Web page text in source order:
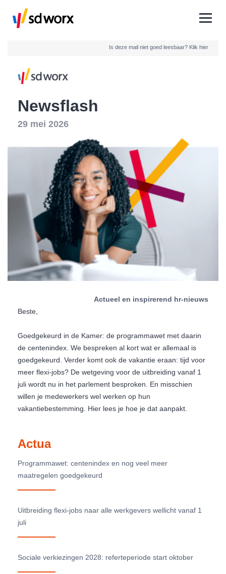
Is deze mail niet goed leesbaar? Klik hier
Newsflash
29 mei 2026
Actueel en inspirerend hr-nieuws
Beste,
Goedgekeurd in de Kamer: de programmawet met daarin
de centenindex. We bespreken al kort wat er allemaal is
goedgekeurd. Verder komt ook de vakantie eraan: tijd voor
meer flexi-jobs? De wetgeving voor de uitbreiding vanaf 1
juli wordt nu in het parlement besproken. En misschien
willen je medewerkers wel werken op hun
vakantiebestemming. Hier lees je hoe je dat aanpakt.
Actua
Programmawet: centenindex en nog veel meer
maatregelen goedgekeurd
Uitbreiding flexi-jobs naar alle werkgevers wellicht vanaf 1
juli
Sociale verkiezingen 2028: referteperiode start oktober